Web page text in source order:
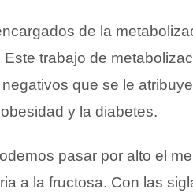
de la
trabajo de
que se le
y la diabetes.
pasar por alto el
a la fructosa. Con las